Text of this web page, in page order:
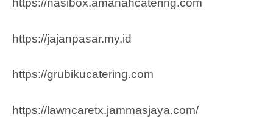
https://nasibox.amanahcatering.com
https://jajanpasar.my.id
https://grubikucatering.com
https://lawncaretx.jammasjaya.com/